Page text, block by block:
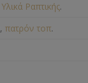
Υλικά Ραπτικής.
,πατρόν τοπ.